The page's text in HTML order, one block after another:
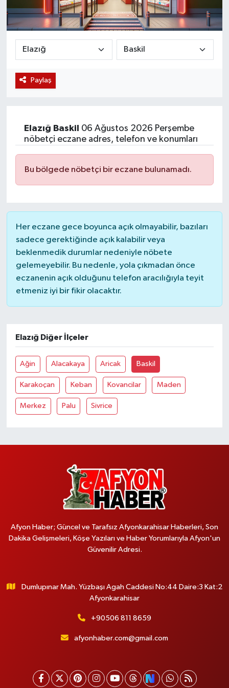
Paylaş
Elazığ Baskil
06 Ağustos 2026 Perşembe
nöbetçi eczane adres, telefon ve konumları
Bu bölgede nöbetçi bir eczane bulunamadı.
Her eczane gece boyunca açık olmayabilir, bazıları
sadece gerektiğinde açık kalabilir veya
beklenmedik durumlar nedeniyle nöbete
gelemeyebilir. Bu nedenle, yola çıkmadan önce
eczanenin açık olduğunu telefon aracılığıyla teyit
etmeniz iyi bir fikir olacaktır.
Elazığ Diğer İlçeler
Ağin Alacakaya Aricak Baskil
Karakoçan Keban Kovancilar Maden
Merkez Palu Sivrice
Afyon Haber; Güncel ve Tarafsız Afyonkarahisar Haberleri, Son
Dakika Gelişmeleri, Köşe Yazıları ve Haber Yorumlarıyla Afyon'un
Güvenilir Adresi.
Dumlupınar Mah. Yüzbaşı Agah Caddesi No:44 Daire:3 Kat:2
Afyonkarahisar
+90506 811 8659
afyonhaber.com@gmail.com
Magazin
Etkinlikler